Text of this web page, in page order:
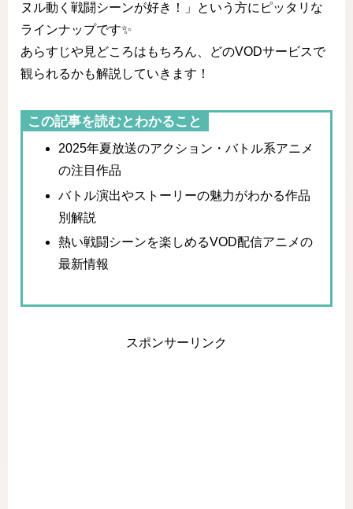
ヌル動く戦闘シーンが好き！」という方にピッタリな
ラインナップです✨
あらすじや見どころはもちろん、どのVODサービスで
観られるかも解説していきます！
この記事を読むとわかること
2025年夏放送のアクション・バトル系アニメ
の注目作品
バトル演出やストーリーの魅力がわかる作品
別解説
熱い戦闘シーンを楽しめるVOD配信アニメの
最新情報
スポンサーリンク